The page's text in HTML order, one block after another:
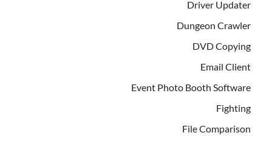
Driver Updater
Dungeon Crawler
DVD Copying
Email Client
Event Photo Booth Software
Fighting
File Comparison